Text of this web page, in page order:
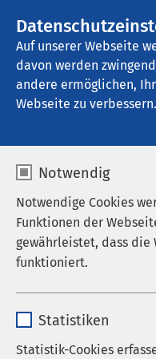
Auf unserer Webseite
davon werden
andere ermöglichen,
Webseite zu verbessern.
Notwendig
Notwendige Cookies
Funktionen der
gewährleistet, dass die
funktioniert.
Anbieter sgalinski
Statistiken
Statistik-Cookies
AMEOS Klinikum